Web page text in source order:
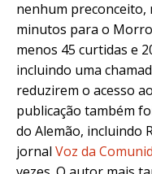
nenhum preconceito,
minutos para o Morro
menos 45 curtidas e
incluindo uma
reduzirem o acesso
publicação também
do Alemão, incluindo
jornal Voz da